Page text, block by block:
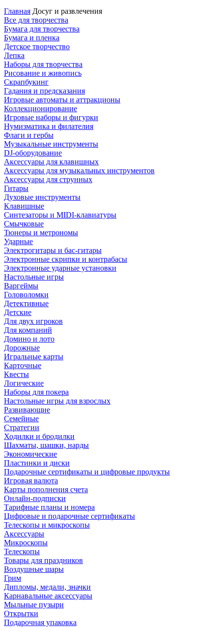
Главная Досуг и развлечения
Все для творчества
Бумага для творчества
Бумага и пленка
Детское творчество
Лепка
Наборы для творчества
Рисование и живопись
Скрапбукинг
Гадания и предсказания
Игровые автоматы и аттракционы
Коллекционирование
Игровые наборы и фигурки
Нумизматика и филателия
Флаги и гербы
Музыкальные инструменты
DJ-оборудование
Аксессуары для клавишных
Аксессуары для музыкальных инструментов
Аксессуары для струнных
Гитары
Духовые инструменты
Клавишные
Синтезаторы и MIDI-клавиатуры
Смычковые
Тюнеры и метрономы
Ударные
Электрогитары и бас-гитары
Электронные скрипки и контрабасы
Электронные ударные установки
Настольные игры
Варгеймы
Головоломки
Детективные
Детские
Для двух игроков
Для компаний
Домино и лото
Дорожные
Игральные карты
Карточные
Квесты
Логические
Наборы для покера
Настольные игры для взрослых
Развивающие
Семейные
Стратегии
Ходилки и бродилки
Шахматы, шашки, нарды
Экономические
Пластинки и диски
Подарочные сертификаты и цифровые продукты
Игровая валюта
Карты пополнения счета
Онлайн-подписки
Тарифные планы и номера
Цифровые и подарочные сертификаты
Телескопы и микроскопы
Аксессуары
Микроскопы
Телескопы
Товары для праздников
Воздушные шары
Грим
Дипломы, медали, значки
Карнавальные аксессуары
Мыльные пузыри
Открытки
Подарочная упаковка